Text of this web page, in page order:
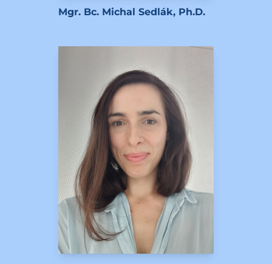
Mgr. Bc. Michal Sedlák, Ph.D.